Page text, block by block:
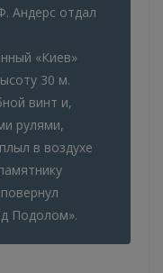
Андерс отдал
«Киев»
30 м.
винт и,
рулями,
в воздухе
Подолом».